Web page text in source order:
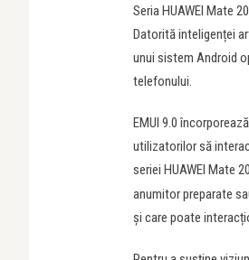
Seria HUAWEI Mate
Datorită inteligenței
unui sistem Android
telefonului.
EMUI 9.0
utilizatorilor să
seriei HUAWEI Mate
anumitor preparate
și care poate